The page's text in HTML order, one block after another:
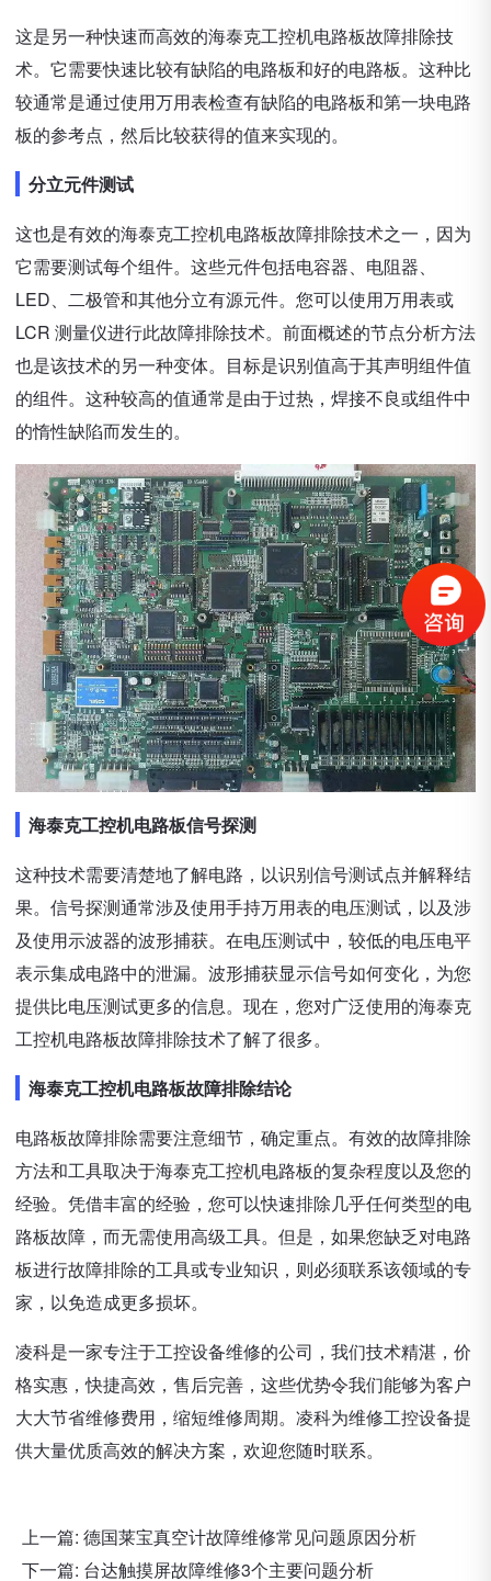
这是另一种快速而高效的海泰克工控机电路板故障排除技
术。它需要快速比较有缺陷的电路板和好的电路板。这种比
较通常是通过使用万用表检查有缺陷的电路板和第一块电路
板的参考点，然后比较获得的值来实现的。
分立元件测试
这也是有效的海泰克工控机电路板故障排除技术之一，因为
它需要测试每个组件。这些元件包括电容器、电阻器、
LED、二极管和其他分立有源元件。您可以使用万用表或
LCR 测量仪进行此故障排除技术。前面概述的节点分析方法
也是该技术的另一种变体。目标是识别值高于其声明组件值
的组件。这种较高的值通常是由于过热，焊接不良或组件中
的惰性缺陷而发生的。
海泰克工控机电路板信号探测
这种技术需要清楚地了解电路，以识别信号测试点并解释结
果。信号探测通常涉及使用手持万用表的电压测试，以及涉
及使用示波器的波形捕获。在电压测试中，较低的电压电平
表示集成电路中的泄漏。波形捕获显示信号如何变化，为您
提供比电压测试更多的信息。现在，您对广泛使用的海泰克
工控机电路板故障排除技术了解了很多。
海泰克工控机电路板故障排除结论
电路板故障排除需要注意细节，确定重点。有效的故障排除
方法和工具取决于海泰克工控机电路板的复杂程度以及您的
经验。凭借丰富的经验，您可以快速排除几乎任何类型的电
路板故障，而无需使用高级工具。但是，如果您缺乏对电路
板进行故障排除的工具或专业知识，则必须联系该领域的专
家，以免造成更多损坏。
凌科是一家专注于工控设备维修的公司，我们技术精湛，价
格实惠，快捷高效，售后完善，这些优势令我们能够为客户
大大节省维修费用，缩短维修周期。凌科为维修工控设备提
供大量优质高效的解决方案，欢迎您随时联系。
上一篇: 德国莱宝真空计故障维修常见问题原因分析
下一篇: 台达触摸屏故障维修3个主要问题分析